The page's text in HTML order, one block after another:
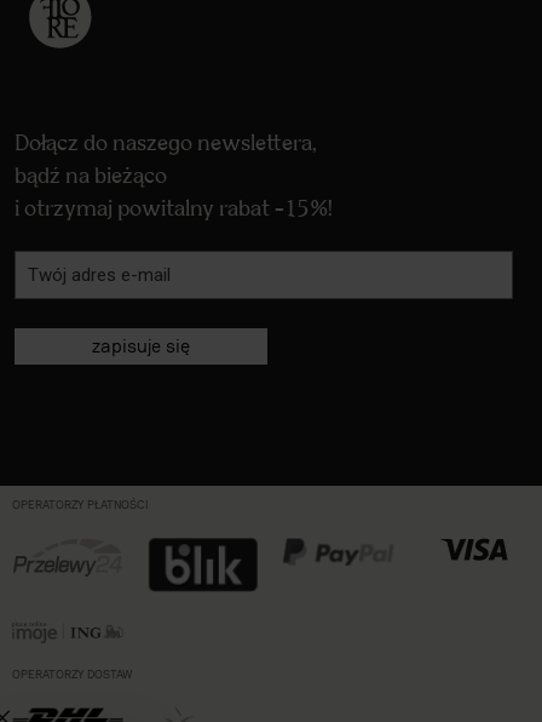
Dołącz do naszego newslettera,
bądź na bieżąco
i otrzymaj powitalny rabat -15%!
zapisuje się
OPERATORZY PŁATNOŚCI
OPERATORZY DOSTAW